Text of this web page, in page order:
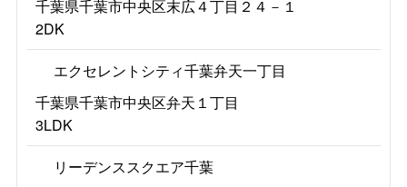
千葉県千葉市中央区末広４丁目２４－１
2DK
エクセレントシティ千葉弁天一丁目
千葉県千葉市中央区弁天１丁目
3LDK
リーデンススクエア千葉